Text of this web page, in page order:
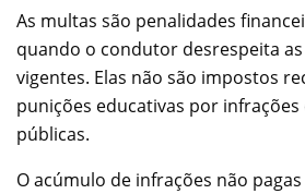
As multas são penalidades
quando o condutor desrespeita
vigentes. Elas não são impostos
punições educativas por infrações
públicas.
O acúmulo de infrações não